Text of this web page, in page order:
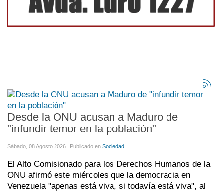
Desde la ONU acusan a Maduro de
"infundir temor en la población"
Sábado, 08 Agosto 2026 Publicado en Sociedad
El Alto Comisionado para los Derechos Humanos de la
ONU afirmó este miércoles que la democracia en
Venezuela "apenas está viva, si todavía está viva", al